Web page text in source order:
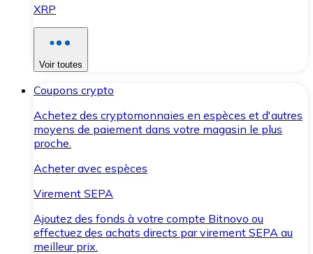
XRP
Voir toutes
Coupons crypto
Achetez des cryptomonnaies en espèces et d'autres
moyens de paiement dans votre magasin le plus
proche.
Acheter avec espèces
Virement SEPA
Ajoutez des fonds à votre compte Bitnovo ou
effectuez des achats directs par virement SEPA au
meilleur prix.